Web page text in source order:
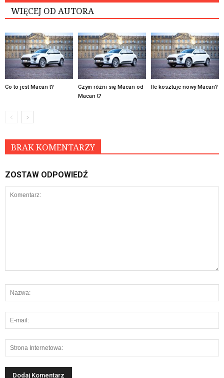
WIĘCEJ OD AUTORA
Co to jest Macan t?
Czym różni się Macan od
Macan t?
Ile kosztuje nowy Macan?
BRAK KOMENTARZY
ZOSTAW ODPOWIEDŹ